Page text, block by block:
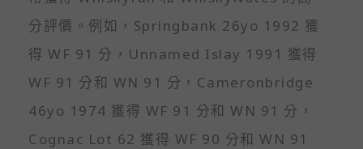
分評價。例如，Springbank 26yo 1992 獲
得 WF 91 分，Unnamed Islay 1991 獲得
WF 91 分和 WN 91 分，Cameronbridge
46yo 1974 獲得 WF 91 分和 WN 91 分，
Cognac Lot 62 獲得 WF 90 分和 WN 91